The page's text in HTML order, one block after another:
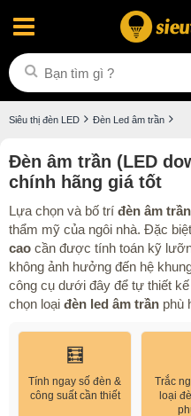
Siêu thị đèn LED Đèn Led âm trần
Đèn âm trần (LED
chính hãng giá tốt
Lựa chọn và bố trí đèn âm trần
thẩm mỹ của ngôi nhà. Đặc
cao cần được tính toán kỹ
không ảnh hưởng đến hệ
công cụ dưới đây để tự thiết kế
chọn loại đèn led âm trần phù
🧮
Tính ngay số đèn &
công suất cần thiết
Trắc
loại